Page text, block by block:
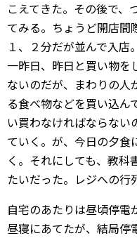
こえてきた。その後で、
てみる。ちょうど開店間
１、２分だが並んで入店
一昨日、昨日と買い物を
ないのだが、まわりの人
る食べ物などを買い込ん
い買わなければならない
ていく。が、今日の夕食
く。それにしても、教
たいだった。レジへの行
自宅のあたりは昼頃停電
昼寝にあてたが、結局停